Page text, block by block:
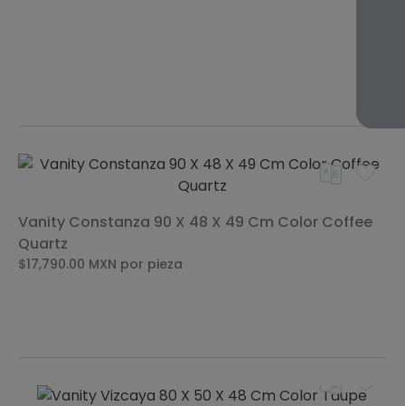
Vanity Constanza 90 X 48 X 49 Cm Color Coffee
Quartz
$17,790.00 MXN por pieza